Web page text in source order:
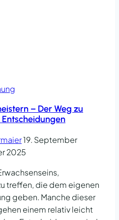
– Der Weg zu
19. September
2025
treffen, die dem eigenen
geben. Manche dieser
einem relativ leicht